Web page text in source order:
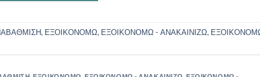
, ΕΞΟΙΚΟΝΟΜΩ, ΕΞΟΙΚΟΝΟΜΩ - ΑΝΑΚΑΙΝΙΖΩ,